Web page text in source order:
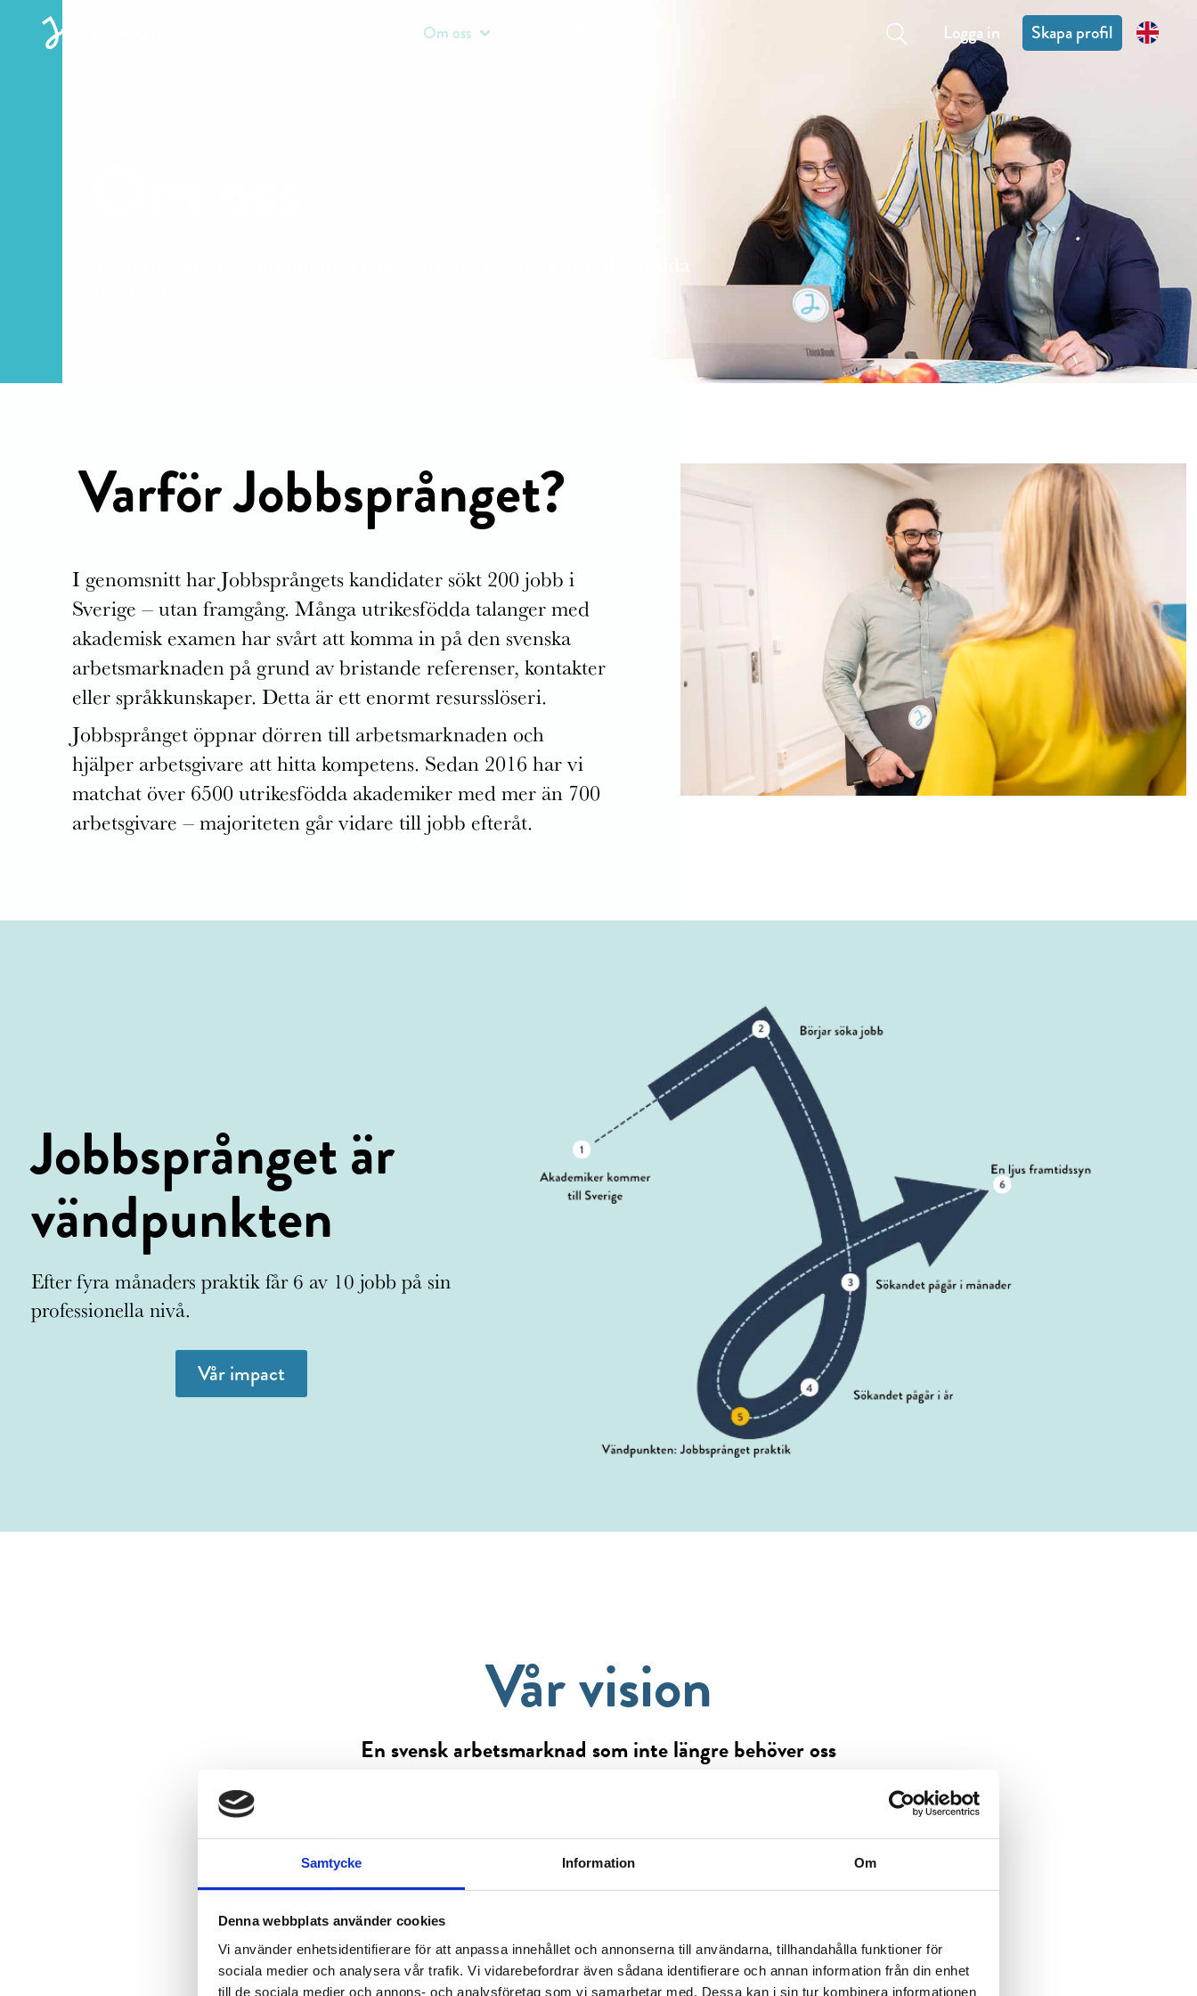
Samtycke Information Om
Denna webbplats använder cookies
Vi använder enhetsidentifierare för att anpassa innehållet och annonserna till användarna, tillhandahålla funktioner för
sociala medier och analysera vår trafik. Vi vidarebefordrar även sådana identifierare och annan information från din enhet
till de sociala medier och annons- och analysföretag som vi samarbetar med. Dessa kan i sin tur kombinera informationen
Om oss Logga in Skapa profil
Varför Jobbsprånget?
I genomsnitt har Jobbsprångets kandidater sökt 200 jobb i
Sverige – utan framgång. Många utrikesfödda talanger med
akademisk examen har svårt att komma in på den svenska
arbetsmarknaden på grund av bristande referenser, kontakter
eller språkkunskaper. Detta är ett enormt resursslöseri.
Jobbsprånget öppnar dörren till arbetsmarknaden och
hjälper arbetsgivare att hitta kompetens. Sedan 2016 har vi
matchat över 6500 utrikesfödda akademiker med mer än 700
arbetsgivare – majoriteten går vidare till jobb efteråt.
Jobbsprånget är
vändpunkten
Efter fyra månaders praktik får 6 av 10 jobb på sin
professionella nivå.
Vår impact
Vår vision
En svensk arbetsmarknad som inte längre behöver oss
arbetsmarknad där arbetsgivare och utrikesfödda kopplas
samman och matchas utan behov av mellanhänder.
Vårt uppdrag
Bygga broar, förverkliga drömmar